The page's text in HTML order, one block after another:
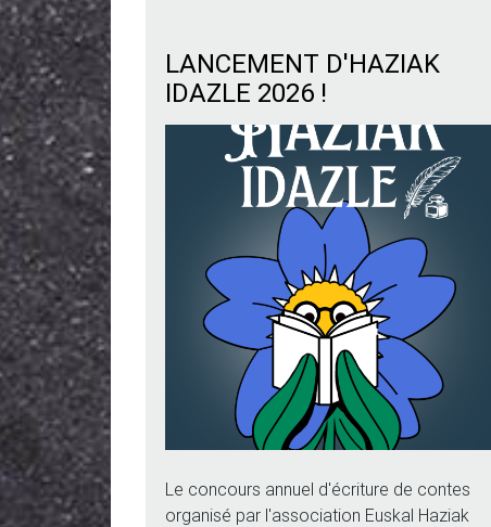
LANCEMENT D'HAZIAK
IDAZLE 2026 !
Le concours annuel d'écriture de contes
organisé par l'association Euskal Haziak